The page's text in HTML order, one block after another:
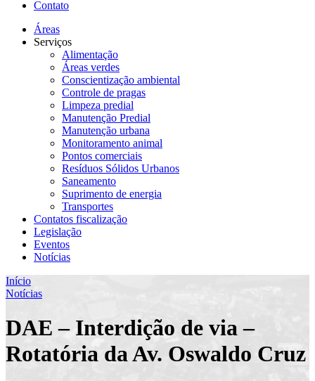
Contato
Áreas
Serviços
Alimentação
Áreas verdes
Conscientização ambiental
Controle de pragas
Limpeza predial
Manutenção Predial
Manutenção urbana
Monitoramento animal
Pontos comerciais
Resíduos Sólidos Urbanos
Saneamento
Suprimento de energia
Transportes
Contatos fiscalização
Legislação
Eventos
Notícias
Início
Notícias
DAE – Interdição de via –
Rotatória da Av. Oswaldo Cruz